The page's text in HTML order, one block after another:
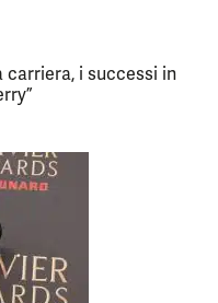
carriera, i successi in